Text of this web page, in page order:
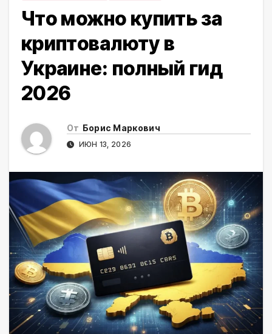
Что можно купить за
криптовалюту в
Украине: полный гид
2026
От Борис Маркович
ИЮН 13, 2026